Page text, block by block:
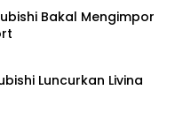
Bakal Mengimpor
Luncurkan Livina